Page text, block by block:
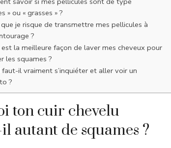
» ou « grasses » ?
je risque de transmettre mes pellicules à
?
la meilleure façon de laver mes cheveux pour
les squames ?
faut-il vraiment s’inquiéter et aller voir un
?
ton cuir chevelu
autant de squames ?